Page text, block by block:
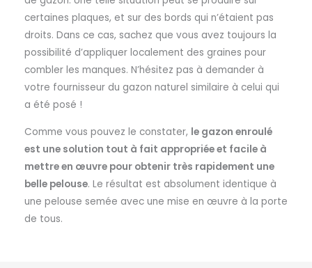
certaines plaques, et sur des bords qui n’étaient pas
droits. Dans ce cas, sachez que vous avez toujours la
possibilité d’appliquer localement des graines pour
combler les manques. N’hésitez pas à demander à
votre fournisseur du gazon naturel similaire à celui qui
a été posé !
Comme vous pouvez le constater, le gazon enroulé
est une solution tout à fait appropriée et facile à
mettre en œuvre pour obtenir très rapidement une
belle pelouse. Le résultat est absolument identique à
une pelouse semée avec une mise en œuvre à la porte
de tous.